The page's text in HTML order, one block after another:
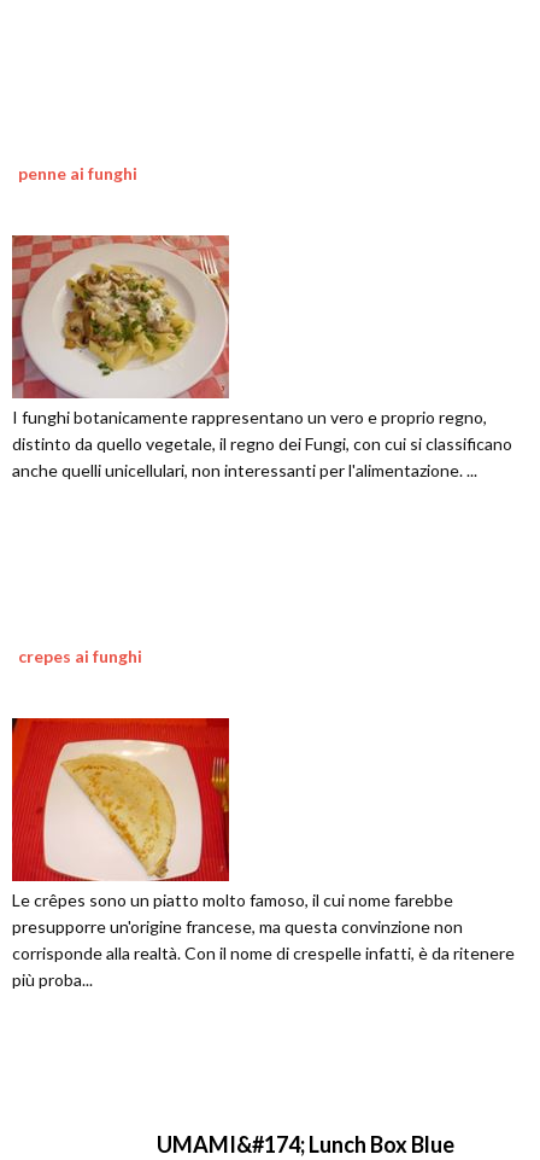
penne ai funghi
I funghi botanicamente rappresentano un vero e proprio regno,
distinto da quello vegetale, il regno dei Fungi, con cui si classificano
anche quelli unicellulari, non interessanti per l'alimentazione. ...
crepes ai funghi
Le crêpes sono un piatto molto famoso, il cui nome farebbe
presupporre un'origine francese, ma questa convinzione non
corrisponde alla realtà. Con il nome di crespelle infatti, è da ritenere
più proba...
UMAMI&#174; Lunch Box Blue